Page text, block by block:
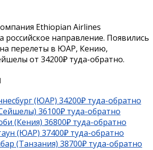
Ethiopian Airlines
российское направление. Появились
перелеты в ЮАР, Кению,
от 34200₽ туда-обратно.
(ЮАР) 34200₽ туда-обратно
36100₽ туда-обратно
(Кения) 36800₽ туда-обратно
(ЮАР) 37400₽ туда-обратно
(Танзания) 38700₽ туда-обратно